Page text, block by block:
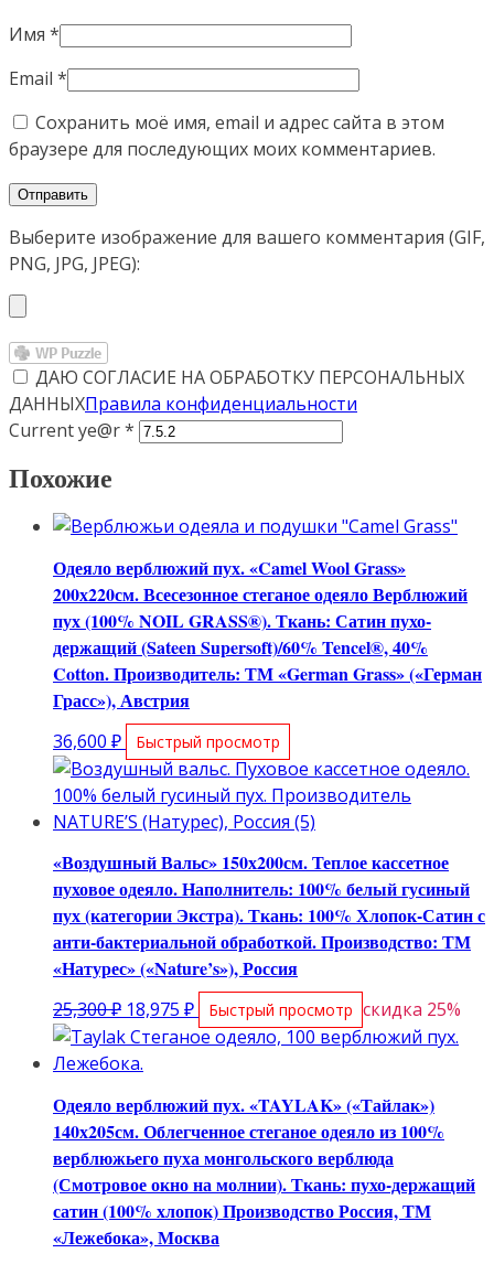
Имя *
Email *
Сохранить моё имя, email и адрес сайта в этом
браузере для последующих моих комментариев.
Выберите изображение для вашего комментария (GIF,
PNG, JPG, JPEG):
ДАЮ СОГЛАСИЕ НА ОБРАБОТКУ ПЕРСОНАЛЬНЫХ
ДАННЫХПравила конфиденциальности
Current ye@r*
Похожие
Одеяло верблюжий пух. «Camel Wool Grass»
200х220см. Всесезонное стеганое одеяло Верблюжий
пух (100% NOIL GRASS®). Ткань: Сатин пухо-
держащий (Sateen Supersoft)/60% Tencel®, 40%
Cotton. Производитель: ТМ «German Grass» («Герман
Грасс»), Австрия
36,600 ₽ Быстрый просмотр
«Воздушный Вальс» 150х200см. Теплое кассетное
пуховое одеяло. Наполнитель: 100% белый гусиный
пух (категории Экстра). Ткань: 100% Хлопок-Сатин с
анти-бактериальной обработкой. Производство: ТМ
«Натурес» («Nature’s»), Россия
25,300₽ Первоначальная
цена
составляла
18,975 ₽Текущая
цена:
Быстрый просмотр скидка 25%
Одеяло верблюжий пух. «TAYLAK» («Тайлак»)
140х205см. Облегченное стеганое одеяло из 100%
верблюжьего пуха монгольского верблюда
(Смотровое окно на молнии). Ткань: пухо-держащий
сатин (100% хлопок) Производство Россия, ТМ
«Лежебока», Москва